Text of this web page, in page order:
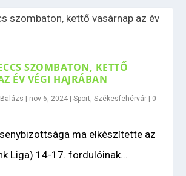
SZOMBATON, KETTŐ
ÉV VÉGI HAJRÁBAN
nov 6, 2024 |Sport,Székesfehérvár
0
ma elkészítette az
Liga) 14-17. fordulóinak...